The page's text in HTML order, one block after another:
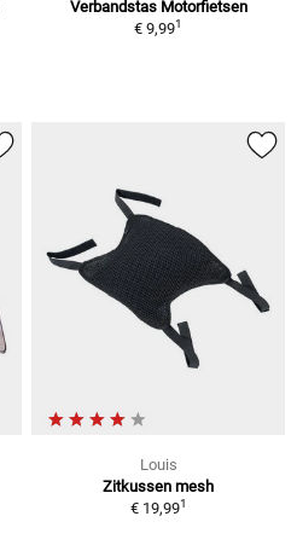
Verbandstas Motorfietsen
€ 9,991
Louis
Zitkussen mesh
€ 19,991